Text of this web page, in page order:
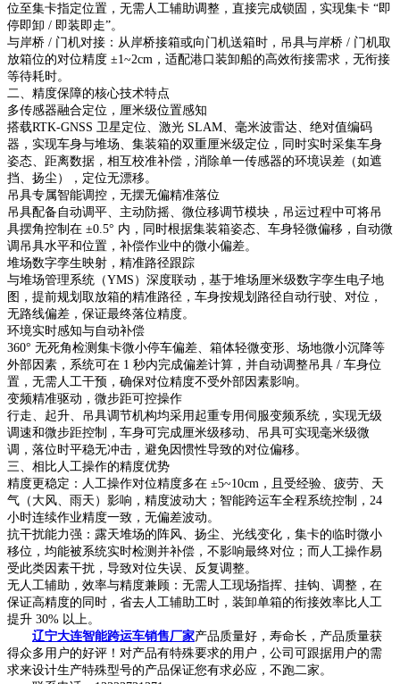
位至集卡指定位置，无需人工辅助调整，直接完成锁固，实现集卡 “即
停即卸 / 即装即走”。
与岸桥 / 门机对接：从岸桥接箱或向门机送箱时，吊具与岸桥 / 门机取
放箱位的对位精度 ±1~2cm，适配港口装卸船的高效衔接需求，无衔接
等待耗时。
二、精度保障的核心技术特点
多传感器融合定位，厘米级位置感知
搭载RTK-GNSS 卫星定位、激光 SLAM、毫米波雷达、绝对值编码
器，实现车身与堆场、集装箱的双重厘米级定位，同时实时采集车身
姿态、距离数据，相互校准补偿，消除单一传感器的环境误差（如遮
挡、扬尘），定位无漂移。
吊具专属智能调控，无摆无偏精准落位
吊具配备自动调平、主动防摇、微位移调节模块，吊运过程中可将吊
具摆角控制在 ±0.5° 内，同时根据集装箱姿态、车身轻微偏移，自动微
调吊具水平和位置，补偿作业中的微小偏差。
堆场数字孪生映射，精准路径跟踪
与堆场管理系统（YMS）深度联动，基于堆场厘米级数字孪生电子地
图，提前规划取放箱的精准路径，车身按规划路径自动行驶、对位，
无路线偏差，保证最终落位精度。
环境实时感知与自动补偿
360° 无死角检测集卡微小停车偏差、箱体轻微变形、场地微小沉降等
外部因素，系统可在 1 秒内完成偏差计算，并自动调整吊具 / 车身位
置，无需人工干预，确保对位精度不受外部因素影响。
变频精准驱动，微步距可控操作
行走、起升、吊具调节机构均采用起重专用伺服变频系统，实现无级
调速和微步距控制，车身可完成厘米级移动、吊具可实现毫米级微
调，落位时平稳无冲击，避免因惯性导致的对位偏移。
三、相比人工操作的精度优势
精度更稳定：人工操作对位精度多在 ±5~10cm，且受经验、疲劳、天
气（大风、雨天）影响，精度波动大；智能跨运车全程系统控制，24
小时连续作业精度一致，无偏差波动。
抗干扰能力强：露天堆场的阵风、扬尘、光线变化，集卡的临时微小
移位，均能被系统实时检测并补偿，不影响最终对位；而人工操作易
受此类因素干扰，导致对位失误、反复调整。
无人工辅助，效率与精度兼顾：无需人工现场指挥、挂钩、调整，在
保证高精度的同时，省去人工辅助工时，装卸单箱的衔接效率比人工
提升 30% 以上。
辽宁大连智能跨运车销售厂家产品质量好，寿命长，产品质量获
得众多用户的好评！对产品有特殊要求的用户，公司可跟据用户的需
求来设计生产特殊型号的产品保证您有求必应，不跑二家。